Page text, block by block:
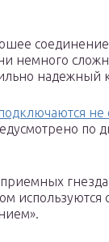
немного
надежный
по
используются